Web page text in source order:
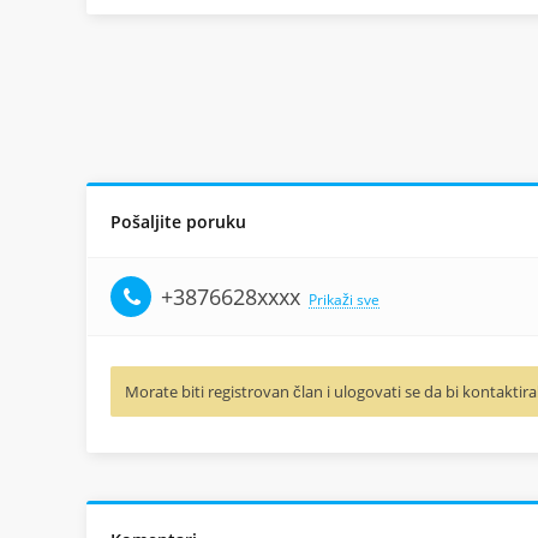
Pošaljite poruku
+3876628xxxx Prikaži sve
Morate biti registrovan član i ulogovati se da bi